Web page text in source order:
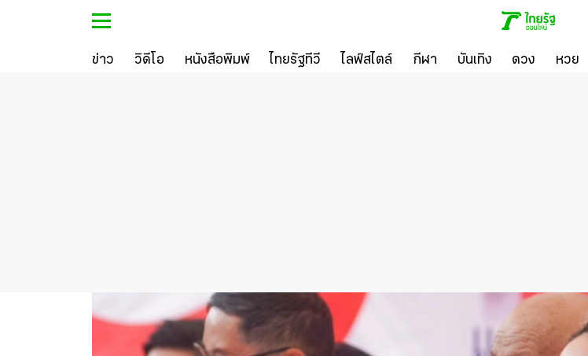
ข่าว วิดีโอ หนังสือพิมพ์ ไทยรัฐทีวี ไลฟ์สไตล์ กีฬา บันเทิง ดวง หวย